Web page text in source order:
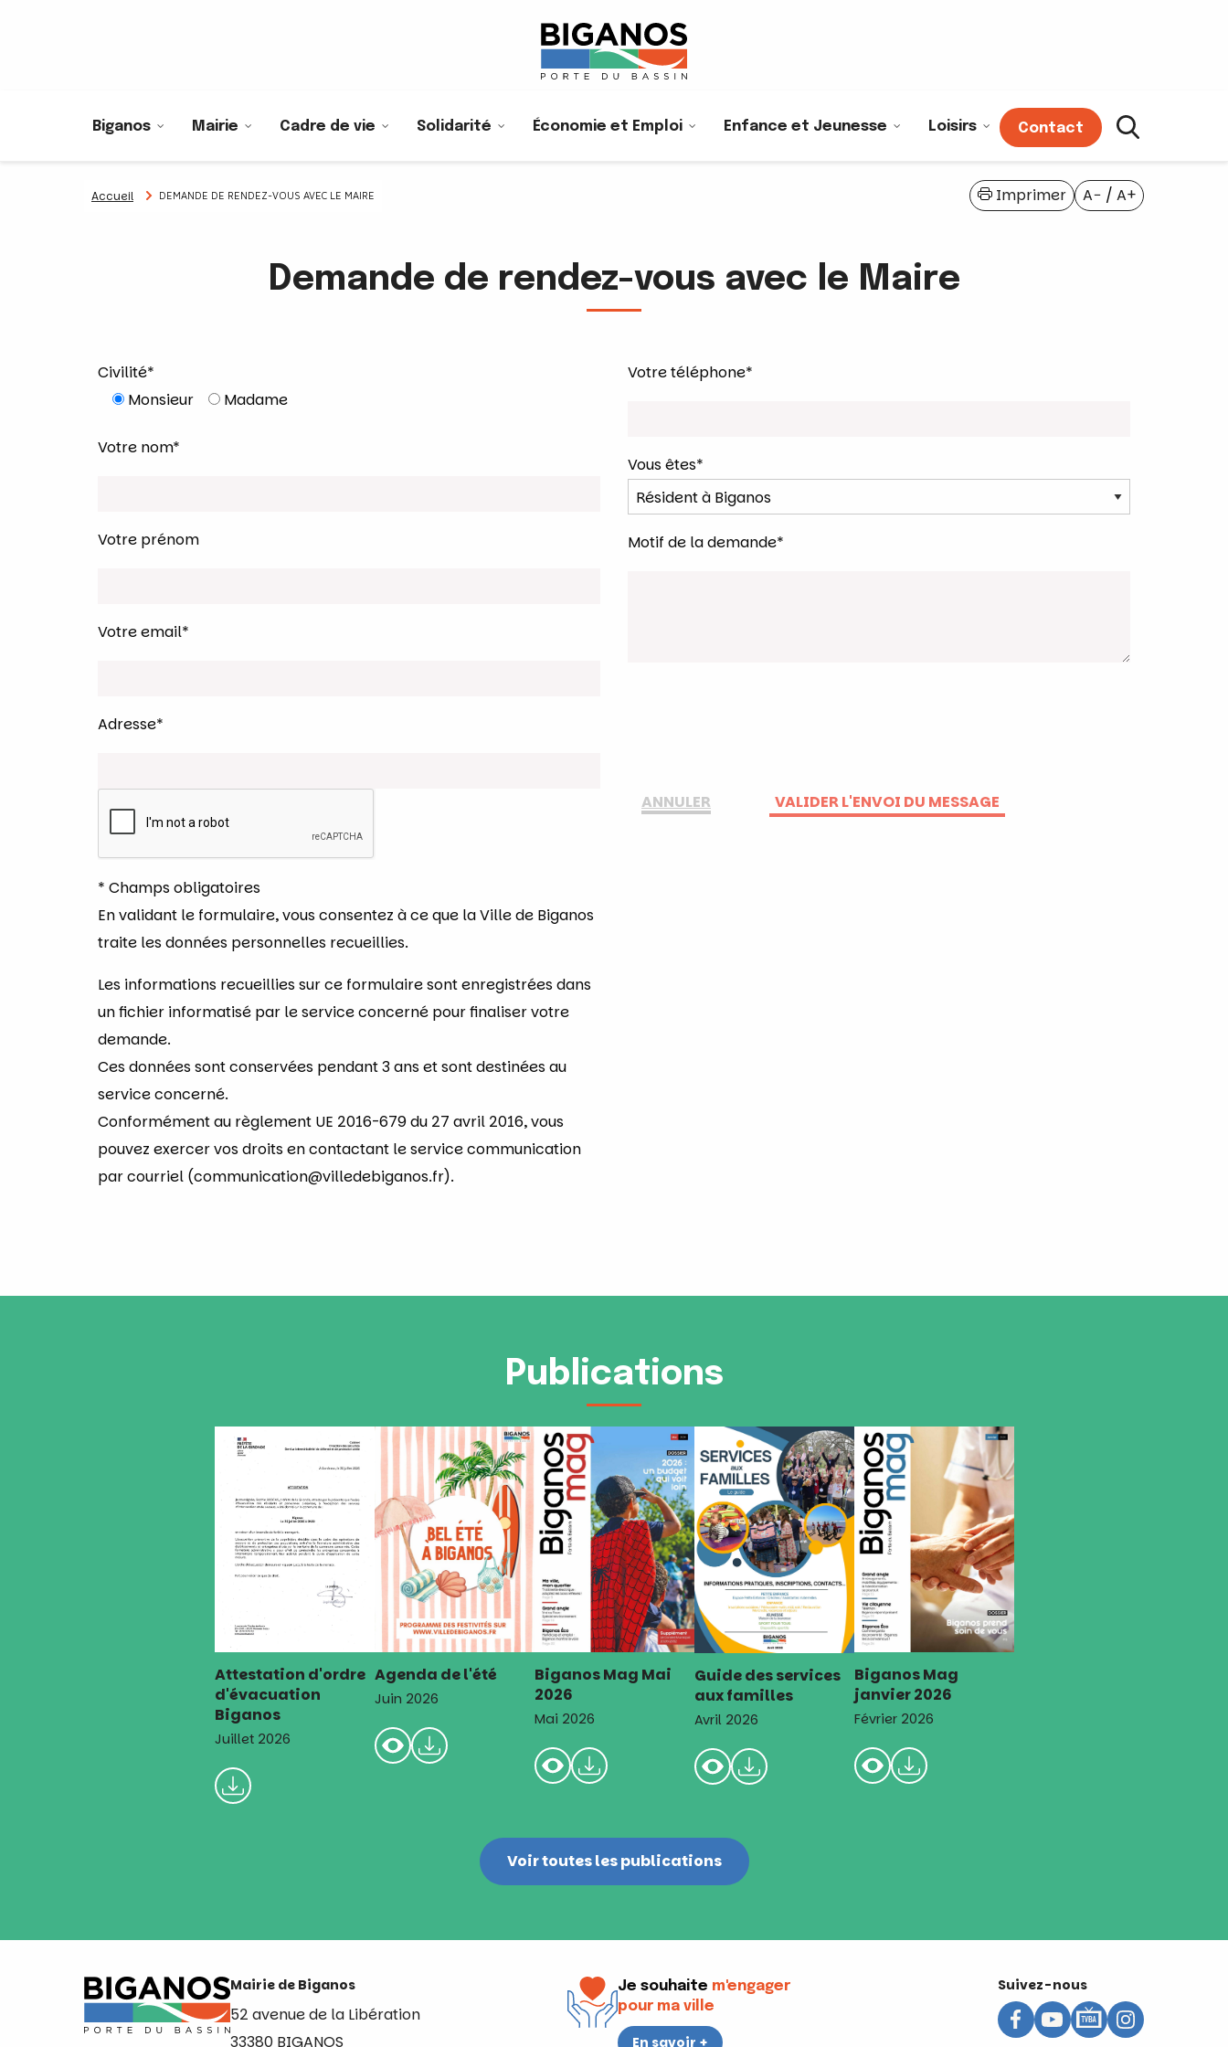
Biganos Mairie Cadre de vie Solidarité Économie et Emploi Enfance et Jeunesse Loisirs Contact
Accueil DEMANDE DE RENDEZ-VOUS AVEC LE MAIRE A− / A+
Imprimer
Demande de rendez-vous avec le Maire
Civilité*
Monsieur
Madame
Votre nom*
Votre prénom
Votre email*
Adresse*
Votre téléphone*
Vous êtes*
Motif de la demande*
* Champs obligatoires
En validant le formulaire, vous consentez à ce que la Ville de Biganos
traite les données personnelles recueillies.
Les informations recueillies sur ce formulaire sont enregistrées dans
un fichier informatisé par le service concerné pour finaliser votre
demande.
Ces données sont conservées pendant 3 ans et sont destinées au
service concerné.
Conformément au règlement UE 2016-679 du 27 avril 2016, vous
pouvez exercer vos droits en contactant le service communication
par courriel (communication@villedebiganos.fr).
ANNULER
Publications
Attestation d'ordre
d'évacuation
Biganos
Juillet 2026
Agenda de l'été
Juin 2026
Biganos Mag Mai
2026
Mai 2026
Guide des services
aux familles
Avril 2026
Biganos Mag
janvier 2026
Février 2026
Voir toutes les publications
Mairie de Biganos
52 avenue de la Libération
33380 BIGANOS
Je souhaite m'engager
pour ma ville
En savoir +
Suivez-nous